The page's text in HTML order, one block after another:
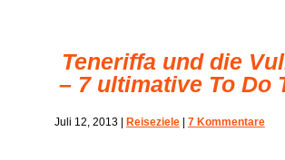
Teneriffa und die
– 7 ultimative To Do
Juli 12, 2013| Reiseziele| 7 Kommentare